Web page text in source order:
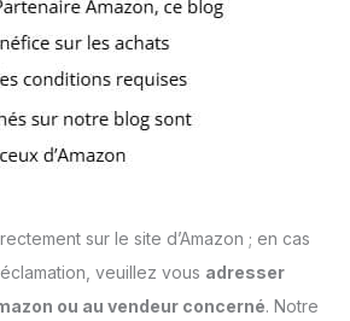
sur le site d’Amazon ; en cas
veuillez vous adresser
ou au vendeur concerné. Notre